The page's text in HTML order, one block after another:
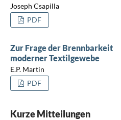
Joseph Csapilla
PDF
Zur Frage der Brennbarkeit
moderner Textilgewebe
E.P. Martin
PDF
Kurze Mitteilungen